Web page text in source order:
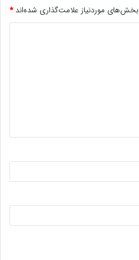
بخش‌های موردنیاز علامت‌گذاری شده‌اند*